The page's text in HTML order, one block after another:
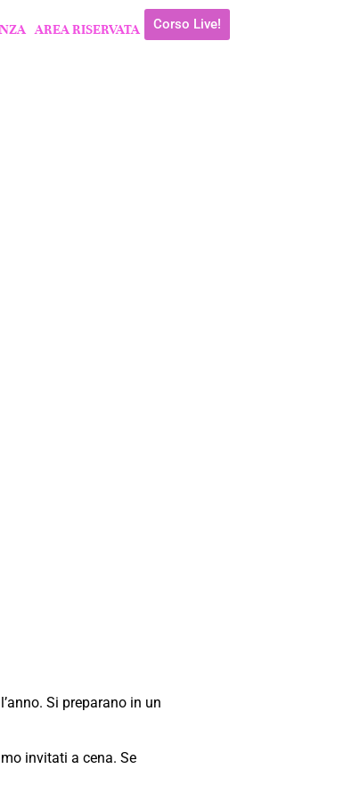
AREA RISERVATA Corso Live!
Si preparano in un
invitati a cena. Se